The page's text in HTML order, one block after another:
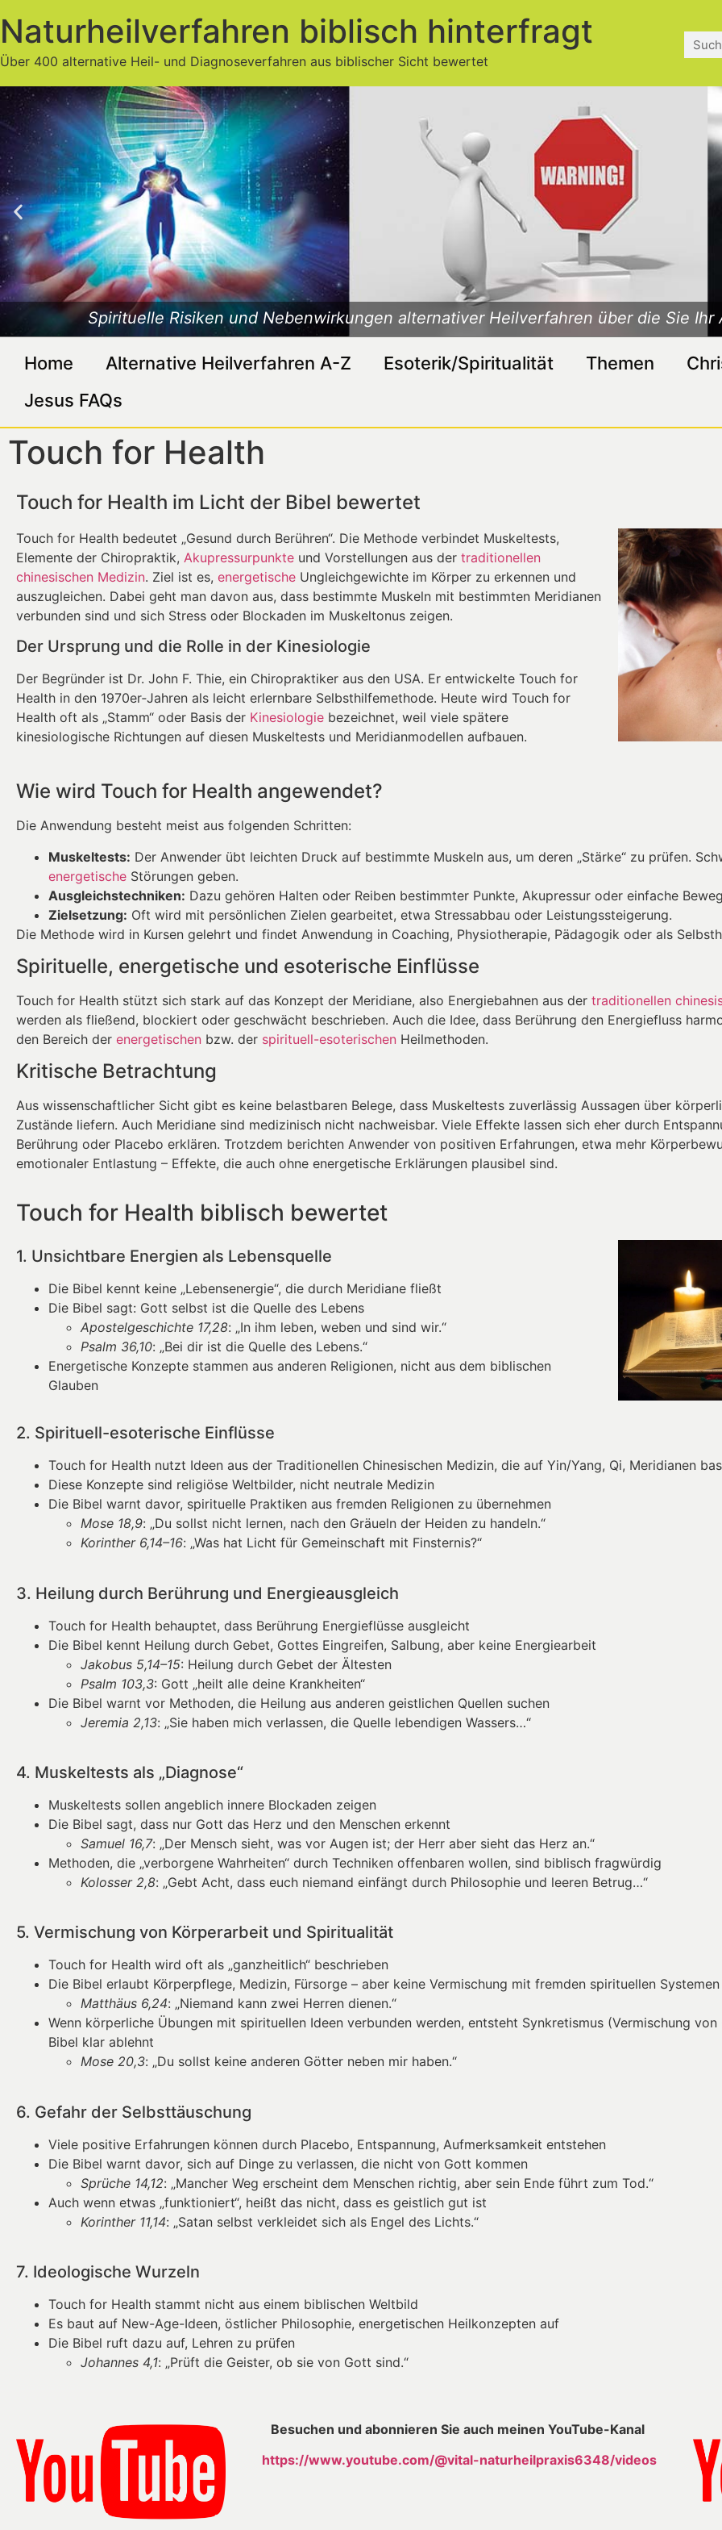
Naturheilverfahren biblisch hinterfragt
Über 400 alternative Heil- und Diagnoseverfahren aus biblischer Sicht bewertet
Spirituelle Risiken und Nebenwirkungen alternativer Heilverfahren über die Sie
Was ist Esoterik? Ist die Esoterik christlich?
Home Alternative Heilverfahren A-Z Esoterik/Spiritualität Themen
Jesus FAQs
Touch for Health
Touch for Health im Licht der Bibel bewertet
Touch for Health bedeutet „Gesund durch Berühren“. Die Methode verbindet Muskeltests,
Elemente der Chiropraktik, Akupressurpunkte und Vorstellungen aus der traditionellen
chinesischen Medizin. Ziel ist es, energetische Ungleichgewichte im Körper zu erkennen und
auszugleichen. Dabei geht man davon aus, dass bestimmte Muskeln mit bestimmten Meridianen
verbunden sind und sich Stress oder Blockaden im Muskeltonus zeigen.
Der Ursprung und die Rolle in der Kinesiologie
Der Begründer ist Dr. John F. Thie, ein Chiropraktiker aus den USA. Er entwickelte Touch for
Health in den 1970er‑Jahren als leicht erlernbare Selbsthilfemethode. Heute wird Touch for
Health oft als „Stamm“ oder Basis der Kinesiologie bezeichnet, weil viele spätere
kinesiologische Richtungen auf diesen Muskeltests und Meridianmodellen aufbauen.
Wie wird Touch for Health angewendet?
Die Anwendung besteht meist aus folgenden Schritten:
Muskeltests: Der Anwender übt leichten Druck auf bestimmte Muskeln aus, um deren „Stärke“ zu prüfen.
energetische Störungen geben.
Ausgleichstechniken: Dazu gehören Halten oder Reiben bestimmter Punkte, Akupressur oder einfache
Zielsetzung: Oft wird mit persönlichen Zielen gearbeitet, etwa Stressabbau oder Leistungssteigerung.
Die Methode wird in Kursen gelehrt und findet Anwendung in Coaching, Physiotherapie, Pädagogik oder als
Spirituelle, energetische und esoterische Einflüsse
Touch for Health stützt sich stark auf das Konzept der Meridiane, also Energiebahnen aus der traditionellen
werden als fließend, blockiert oder geschwächt beschrieben. Auch die Idee, dass Berührung den Energiefluss
den Bereich der energetischen bzw. der spirituell-esoterischen Heilmethoden.
Kritische Betrachtung
Aus wissenschaftlicher Sicht gibt es keine belastbaren Belege, dass Muskeltests zuverlässig Aussagen über
Zustände liefern. Auch Meridiane sind medizinisch nicht nachweisbar. Viele Effekte lassen sich eher durch
Berührung oder Placebo erklären. Trotzdem berichten Anwender von positiven Erfahrungen, etwa mehr
emotionaler Entlastung – Effekte, die auch ohne energetische Erklärungen plausibel sind.
Touch for Health biblisch bewertet
1. Unsichtbare Energien als Lebensquelle
Die Bibel kennt keine „Lebensenergie“, die durch Meridiane fließt
Die Bibel sagt: Gott selbst ist die Quelle des Lebens
Apostelgeschichte 17,28: „In ihm leben, weben und sind wir.“
Psalm 36,10: „Bei dir ist die Quelle des Lebens.“
Energetische Konzepte stammen aus anderen Religionen, nicht aus dem biblischen
Glauben
2. Spirituell-esoterische Einflüsse
Touch for Health nutzt Ideen aus der Traditionellen Chinesischen Medizin, die auf Yin/Yang, Qi, Meridianen
Diese Konzepte sind religiöse Weltbilder, nicht neutrale Medizin
Die Bibel warnt davor, spirituelle Praktiken aus fremden Religionen zu übernehmen
Mose 18,9: „Du sollst nicht lernen, nach den Gräueln der Heiden zu handeln.“
Korinther 6,14–16: „Was hat Licht für Gemeinschaft mit Finsternis?“
3. Heilung durch Berührung und Energieausgleich
Touch for Health behauptet, dass Berührung Energieflüsse ausgleicht
Die Bibel kennt Heilung durch Gebet, Gottes Eingreifen, Salbung, aber keine Energiearbeit
Jakobus 5,14–15: Heilung durch Gebet der Ältesten
Psalm 103,3: Gott „heilt alle deine Krankheiten“
Die Bibel warnt vor Methoden, die Heilung aus anderen geistlichen Quellen suchen
Jeremia 2,13: „Sie haben mich verlassen, die Quelle lebendigen Wassers…“
4. Muskeltests als „Diagnose“
Muskeltests sollen angeblich innere Blockaden zeigen
Die Bibel sagt, dass nur Gott das Herz und den Menschen erkennt
Samuel 16,7: „Der Mensch sieht, was vor Augen ist; der Herr aber sieht das Herz an.“
Methoden, die „verborgene Wahrheiten“ durch Techniken offenbaren wollen, sind biblisch fragwürdig
Kolosser 2,8: „Gebt Acht, dass euch niemand einfängt durch Philosophie und leeren Betrug…“
5. Vermischung von Körperarbeit und Spiritualität
Touch for Health wird oft als „ganzheitlich“ beschrieben
Die Bibel erlaubt Körperpflege, Medizin, Fürsorge – aber keine Vermischung mit fremden spirituellen Systemen
Matthäus 6,24: „Niemand kann zwei Herren dienen.“
Wenn körperliche Übungen mit spirituellen Ideen verbunden werden, entsteht Synkretismus (Vermischung
Bibel klar ablehnt
Mose 20,3: „Du sollst keine anderen Götter neben mir haben.“
6. Gefahr der Selbsttäuschung
Viele positive Erfahrungen können durch Placebo, Entspannung, Aufmerksamkeit entstehen
Die Bibel warnt davor, sich auf Dinge zu verlassen, die nicht von Gott kommen
Sprüche 14,12: „Mancher Weg erscheint dem Menschen richtig, aber sein Ende führt zum Tod.“
Auch wenn etwas „funktioniert“, heißt das nicht, dass es geistlich gut ist
Korinther 11,14: „Satan selbst verkleidet sich als Engel des Lichts.“
7. Ideologische Wurzeln
Touch for Health stammt nicht aus einem biblischen Weltbild
Es baut auf New-Age-Ideen, östlicher Philosophie, energetischen Heilkonzepten auf
Die Bibel ruft dazu auf, Lehren zu prüfen
Johannes 4,1: „Prüft die Geister, ob sie von Gott sind.“
Besuchen und abonnieren Sie auch meinen YouTube-Kanal
https://www.youtube.com/@vital-naturheilpraxis6348/videos